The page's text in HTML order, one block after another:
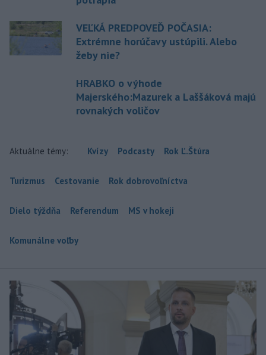
VEĽKÁ PREDPOVEĎ POČASIA:
Extrémne horúčavy ustúpili. Alebo
žeby nie?
HRABKO o výhode
Majerského:Mazurek a Laššáková majú
rovnakých voličov
Aktuálne témy: Kvízy Podcasty Rok Ľ.Štúra
Turizmus Cestovanie Rok dobrovoľníctva
Dielo týždňa Referendum MS v hokeji
Komunálne voľby